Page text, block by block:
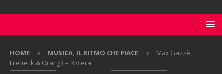
HOME MUSICA, IL RITMO CHE PIACE
Max Gazzè,
Frenetik & Orang3 – Riviera